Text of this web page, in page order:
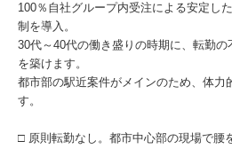
100％自社グループ内受注による安定し
制を導入。
30代～40代の働き盛りの時期に、転勤
を築けます。
都市部の駅近案件がメインのため、体力
す。
□ 原則転勤なし。都市中心部の現場で腰